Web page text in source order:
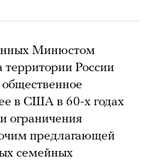
Минюстом
территории России
в США в 60-х годах
ограничения
предлагающей
семейных